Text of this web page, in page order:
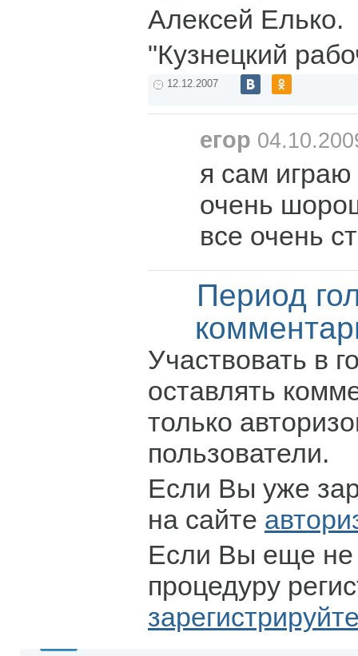
Алексей Елько.
"Кузнецкий
12.12.2007
егор
я сам
очень
все очень
Период
Участвовать в
оставлять
только
пользователи.
Если Вы уже
на сайте
Если Вы еще не
процедуру